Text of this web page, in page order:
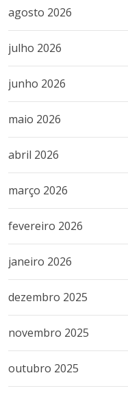
agosto 2026
julho 2026
junho 2026
maio 2026
abril 2026
março 2026
fevereiro 2026
janeiro 2026
dezembro 2025
novembro 2025
outubro 2025